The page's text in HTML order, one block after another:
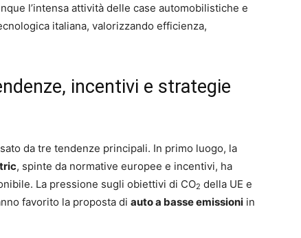
l’intensa attività delle case automobilistiche e
italiana, valorizzando efficienza,
incentivi e strategie
da tre tendenze principali. In primo luogo, la
, spinte da normative europee e incentivi, ha
La pressione sugli obiettivi di CO2 della UE e
favorito la proposta di auto a basse emissioni in